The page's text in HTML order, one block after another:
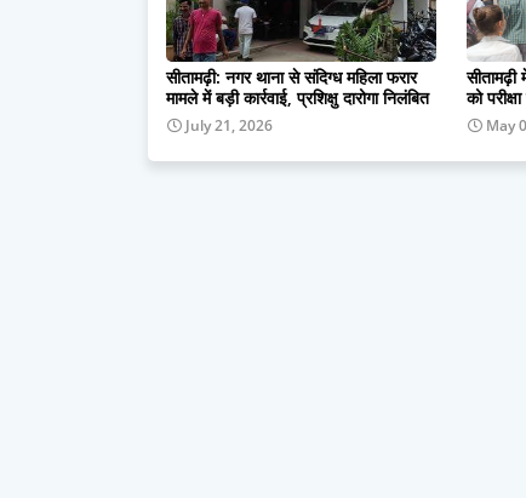
सीतामढ़ी: नगर थाना से संदिग्ध महिला फरार
मामले में बड़ी कार्रवाई, प्रशिक्षु दारोगा निलंबित
July 21, 2026
सीतामढ़ी
को
May